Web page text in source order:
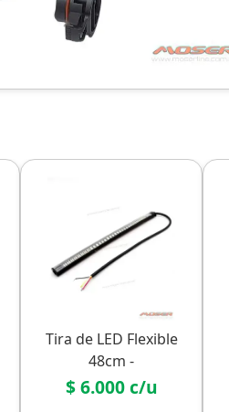
Tira de LED Flexible
48cm -
Posición/Freno/Giro
$ 6.000 c/u